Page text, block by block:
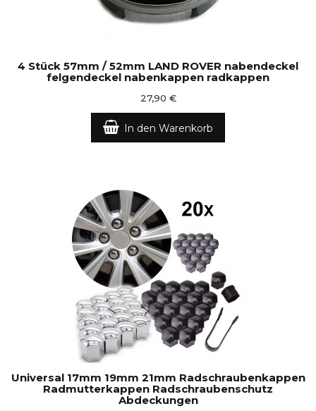
4 Stück 57mm / 52mm LAND ROVER nabendeckel
felgendeckel nabenkappen radkappen
27,90 €
In den Warenkorb
Universal 17mm 19mm 21mm Radschraubenkappen
Radmutterkappen Radschraubenschutz
Abdeckungen